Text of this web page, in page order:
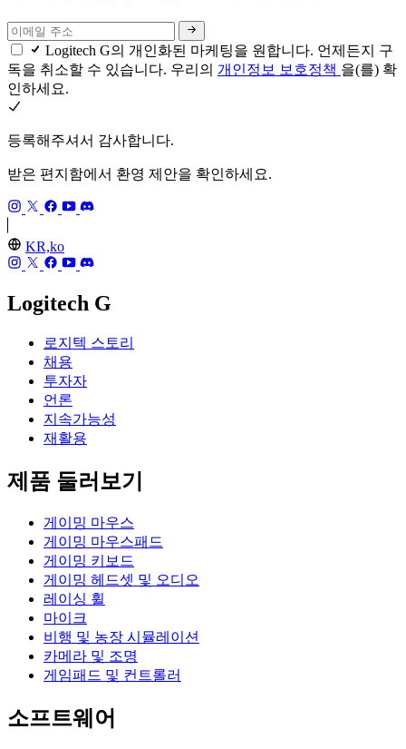
Logitech G의 개인화된 마케팅을 원합니다. 언제든지 구
독을 취소할 수 있습니다. 우리의 개인정보 보호정책 을(를) 확
인하세요.
등록해주셔서 감사합니다.
받은 편지함에서 환영 제안을 확인하세요.
KR,ko
Logitech G
로지텍 스토리
채용
투자자
언론
지속가능성
재활용
제품 둘러보기
게이밍 마우스
게이밍 마우스패드
게이밍 키보드
게이밍 헤드셋 및 오디오
레이싱 휠
마이크
비행 및 농장 시뮬레이션
카메라 및 조명
게임패드 및 컨트롤러
소프트웨어